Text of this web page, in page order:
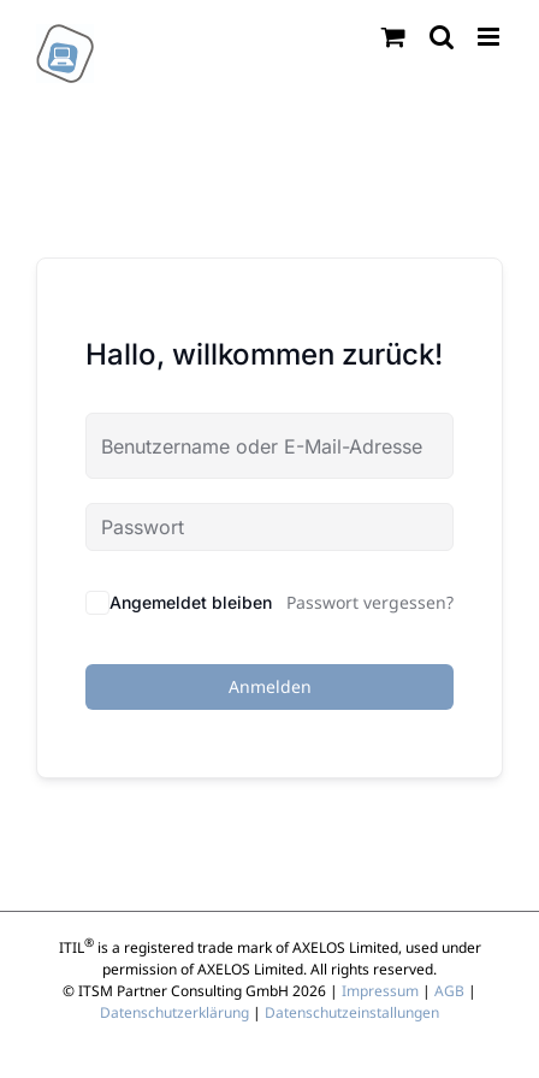
Inhalt
springen
Hallo, willkommen zurück!
Angemeldet bleiben Passwort vergessen?
Anmelden
ITIL®is a registered trade mark of AXELOS Limited, used under
permission of AXELOS Limited. All rights reserved.
© ITSM Partner Consulting GmbH 2026 | Impressum | AGB |
Datenschutzerklärung | Datenschutzeinstallungen